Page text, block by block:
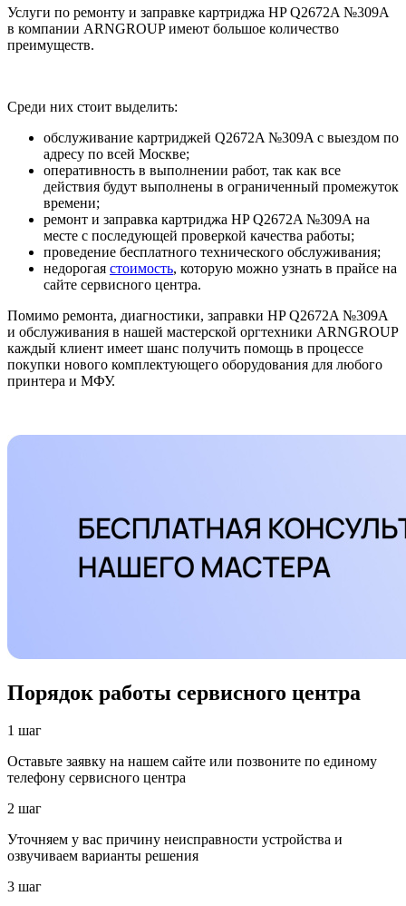
Услуги по ремонту и заправке картриджа HP Q2672A №309A
в компании ARNGROUP имеют большое количество
преимуществ.
Среди них стоит выделить:
обслуживание картриджей Q2672A №309A с выездом по
адресу по всей Москве;
оперативность в выполнении работ, так как все
действия будут выполнены в ограниченный промежуток
времени;
ремонт и заправка картриджа HP Q2672A №309A на
месте с последующей проверкой качества работы;
проведение бесплатного технического обслуживания;
недорогая стоимость, которую можно узнать в прайсе на
сайте сервисного центра.
Помимо ремонта, диагностики, заправки HP Q2672A №309A
и обслуживания в нашей мастерской оргтехники ARNGROUP
каждый клиент имеет шанс получить помощь в процессе
покупки нового комплектующего оборудования для любого
принтера и МФУ.
Порядок работы сервисного центра
1 шаг
Оставьте заявку на нашем сайте или позвоните по единому
телефону сервисного центра
2 шаг
Уточняем у вас причину неисправности устройства и
озвучиваем варианты решения
3 шаг